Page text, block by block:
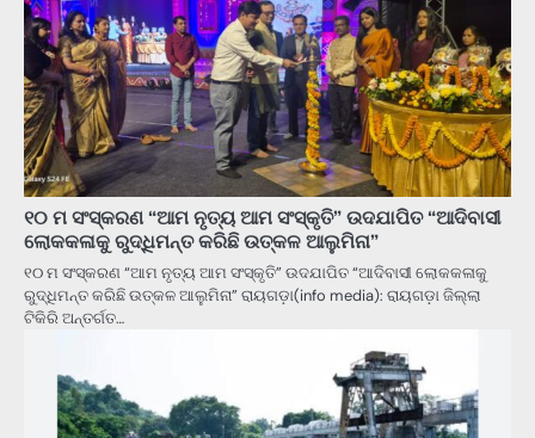
୧୦ ମ ସଂସ୍କରଣ “ଆମ ନୃତ୍ୟ ଆମ ସଂସ୍କୃତି” ଉଦଯାପିତ “ଆଦିବାସୀ
ଲୋକକଳାକୁ ରୁଦ୍ଧିମନ୍ତ କରିଛି ଉତ୍କଳ ଆଲୁମିନା”
୧୦ ମ ସଂସ୍କରଣ “ଆମ ନୃତ୍ୟ ଆମ ସଂସ୍କୃତି” ଉଦଯାପିତ “ଆଦିବାସୀ ଲୋକକଳାକୁ
ରୁଦ୍ଧିମନ୍ତ କରିଛି ଉତ୍କଳ ଆଲୁମିନା” ରାୟଗଡ଼ା(info media): ରାୟଗଡ଼ା ଜିଲ୍ଲା
ଟିକିରି ଅନ୍ତର୍ଗତ…